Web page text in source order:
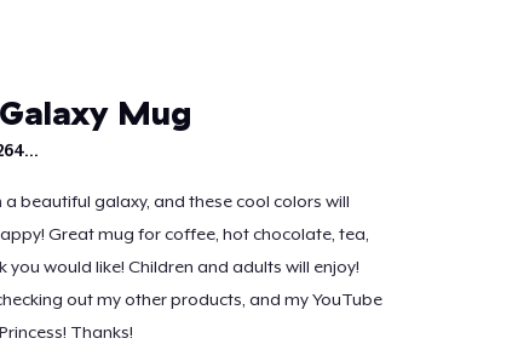
Mug
beautiful galaxy, and these cool colors will
Great mug for coffee, hot chocolate, tea,
you would like! Children and adults will enjoy!
out my other products, and my YouTube
Thanks!